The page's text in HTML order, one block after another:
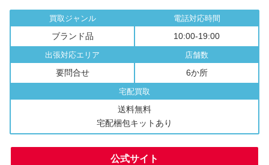
買取ジャンル
ブランド品
電話対応時間
10:00-19:00
出張対応エリア
要問合せ
店舗数
6か所
宅配買取
送料無料
宅配梱包キットあり
公式サイト